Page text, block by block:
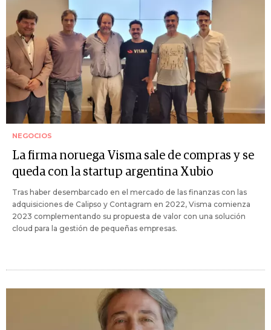
NEGOCIOS
La firma noruega Visma sale de compras y se
queda con la startup argentina Xubio
Tras haber desembarcado en el mercado de las finanzas con las
adquisiciones de Calipso y Contagram en 2022, Visma comienza
2023 complementando su propuesta de valor con una solución
cloud para la gestión de pequeñas empresas.